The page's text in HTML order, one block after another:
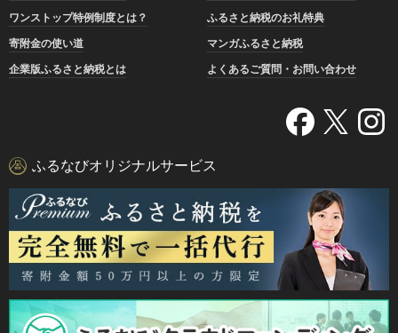
ワンストップ特例制度とは？
ふるさと納税のお礼特典
寄附金の使い道
マンガふるさと納税
企業版ふるさと納税とは
よくあるご質問・お問い合わせ
ふるなびオリジナルサービス